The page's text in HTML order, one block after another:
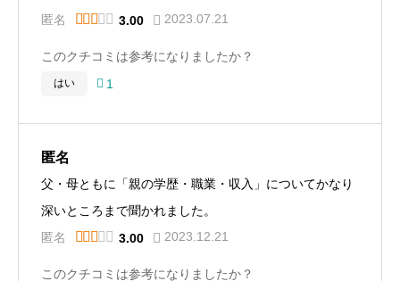
て頂けたのかもしれません。縁故（コネ）は全く無かっ
匿名   3.00 2023.07.21
このクチコミは参考になりましたか？
はい  1
匿名
父・母ともに「親の学歴・職業・収入」についてかなり
深いところまで聞かれました。
匿名
  3.00 2023.12.21
このクチコミは参考になりましたか？